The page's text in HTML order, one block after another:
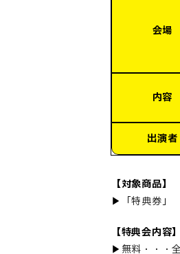
会場
内容
出演者
【対象商品】
▶「特典券」
【特典会内容】
▶無料・・・